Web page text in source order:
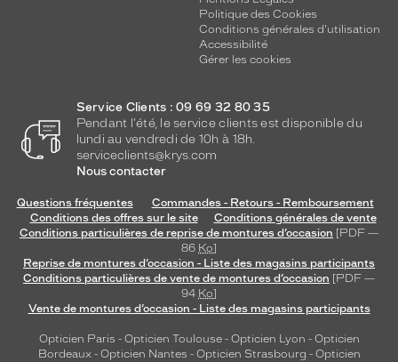
Politique des Cookies
Conditions générales d'utilisation
Accessibilité
Gérer les cookies
Service Clients : 09 69 32 80 35
Pendant l'été, le service clients est disponible du
lundi au vendredi de 10h à 18h.
serviceclients@krys.com
Nous contacter
Questions fréquentes
Commandes - Retours - Remboursement
Conditions des offres sur le site
Conditions générales de vente
Conditions particulières de reprise de montures d’occasion [PDF —
86 Ko]
Reprise de montures d’occasion - Liste des magasins participants
Conditions particulières de vente de montures d’occasion [PDF —
94 Ko]
Vente de montures d’occasion - Liste des magasins participants
Opticien Paris - Opticien Toulouse- Opticien Lyon - Opticien
Bordeaux- Opticien Nantes - Opticien Strasbourg - Opticien